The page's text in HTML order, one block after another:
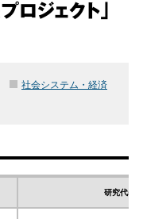
ジェクト」
社会システム・経済
研究代表者